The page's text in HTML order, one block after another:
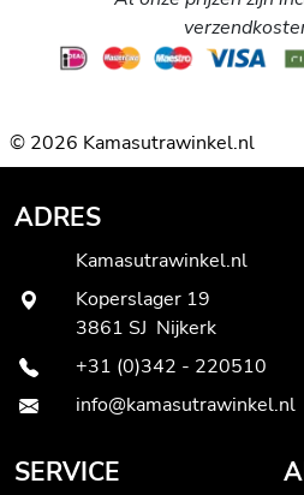
© 2026 Kamasutrawinkel.nl
ADRES
Kamasutrawinkel.nl
Koperslager 19
3861 SJ Nijkerk
+31 (0)342 - 220510
info@kamasutrawinkel.nl
SERVICE